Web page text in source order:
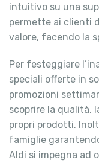
intuitivo su una
permette ai clienti
valore, facendo la
Per festeggiare
speciali offerte in
promozioni
scoprire la qualità,
propri prodotti.
famiglie
Aldi si impegna ad